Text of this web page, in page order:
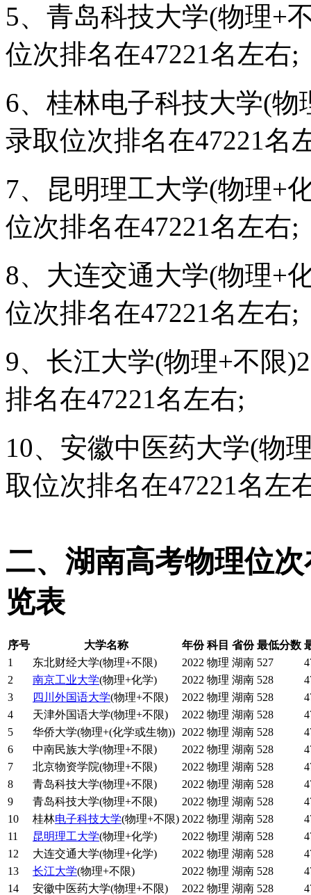
5、青岛科技大学(物理+
位次排名在47221名左右;
6、桂林电子科技大学(物
录取位次排名在47221名
7、昆明理工大学(物理+
位次排名在47221名左右;
8、大连交通大学(物理+
位次排名在47221名左右;
9、长江大学(物理+不限
排名在47221名左右;
10、安徽中医药大学(物
取位次排名在47221名左
二、湖南高考物理位
览表
序号 大学名称 年份 科目 省份 最低分数
1
东北财经大学(物理+不限) 2022 物理 湖南 527
2
南京工业大学(物理+化学) 2022 物理 湖南 528
3
四川外国语大学(物理+不限) 2022 物理 湖南 528
4
天津外国语大学(物理+不限) 2022 物理 湖南 528
5
华侨大学(物理+(化学或生物)) 2022 物理 湖南 528
6
中南民族大学(物理+不限) 2022 物理 湖南 528
7
北京物资学院(物理+不限) 2022 物理 湖南 528
8
青岛科技大学(物理+不限) 2022 物理 湖南 528
9
青岛科技大学(物理+不限) 2022 物理 湖南 528
10
桂林电子科技大学(物理+不限) 2022 物理 湖南 528
11
昆明理工大学(物理+化学) 2022 物理 湖南 528
12
大连交通大学(物理+化学) 2022 物理 湖南 528
13
长江大学(物理+不限) 2022 物理 湖南 528
14
安徽中医药大学(物理+不限) 2022 物理 湖南 528